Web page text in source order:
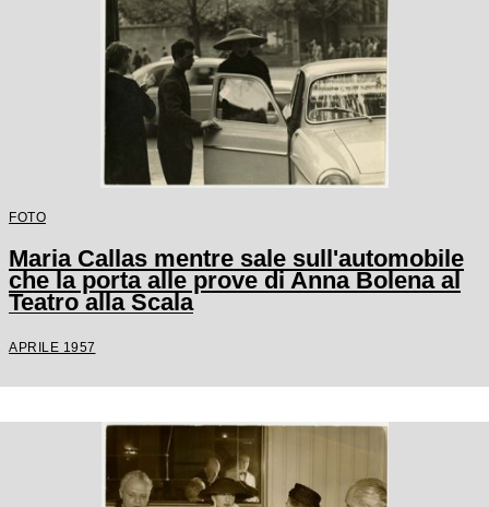
FOTO
Maria Callas mentre sale sull'automobile
che la porta alle prove di Anna Bolena al
Teatro alla Scala
APRILE 1957